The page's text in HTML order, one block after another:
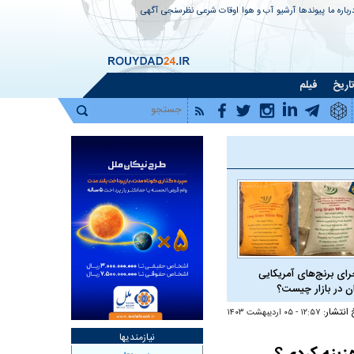
ما پیوندها آرشیو آب و هوا اوقات شرعی نظرسنجی آگهی
تاریخ فیلم
برنج‌های آمریکایی
در بازار چیست؟
انتشار: ۱۲:۵۷ - ۰۵ ارديبهشت ۱۴۰۳
نیازمندیها